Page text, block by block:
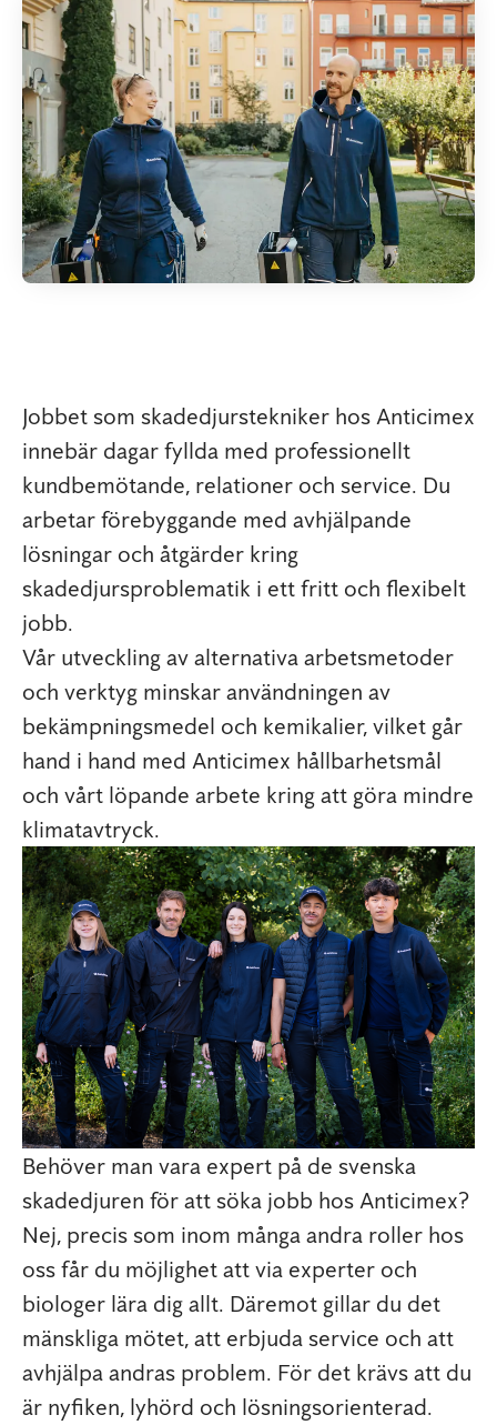
Jobbet som skadedjurstekniker hos Anticimex
innebär dagar fyllda med professionellt
kundbemötande, relationer och service. Du
arbetar förebyggande med avhjälpande
lösningar och åtgärder kring
skadedjursproblematik i ett fritt och flexibelt
jobb.
Vår utveckling av alternativa arbetsmetoder
och verktyg minskar användningen av
bekämpningsmedel och kemikalier, vilket går
hand i hand med Anticimex hållbarhetsmål
och vårt löpande arbete kring att göra mindre
klimatavtryck.
Behöver man vara expert på de svenska
skadedjuren för att söka jobb hos Anticimex?
Nej, precis som inom många andra roller hos
oss får du möjlighet att via experter och
biologer lära dig allt. Däremot gillar du det
mänskliga mötet, att erbjuda service och att
avhjälpa andras problem. För det krävs att du
är nyfiken, lyhörd och lösningsorienterad.